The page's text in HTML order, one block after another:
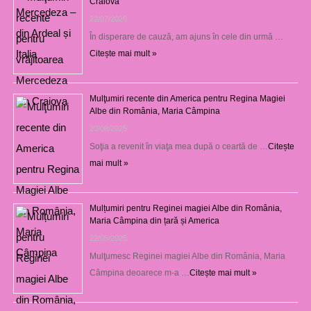
22/07/2026
În disperare de cauză, am ajuns în cele din urmă …
Citește mai mult »
Mulţumiri recente din America pentru Regina Magiei
Albe din România, Maria Câmpina
23/08/2025
Soţia a revenit în viaţa mea după o ceartă de … Citește
mai mult »
Mulțumiri pentru Reginei magiei Albe din România,
Maria Câmpina din țară și America
22/05/2025
Mulţumesc Reginei magiei Albe din România, Maria
Câmpina deoarece m-a … Citește mai mult »